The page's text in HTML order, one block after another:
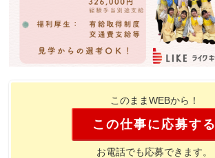
このままWEBから！
この仕事に応募する
お電話でも応募できます。